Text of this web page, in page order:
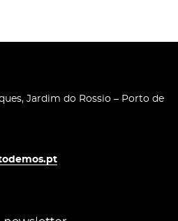
Jardim do Rossio – Porto de